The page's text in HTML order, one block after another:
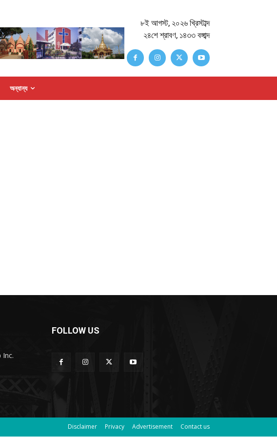
৮ই আগস্ট, ২০২৬ খ্রিস্টাব্দ
২৪শে শ্রাবণ, ১৪৩৩ বঙ্গাব্দ
অন্যান্য
Inc.
FOLLOW US
Disclaimer Privacy Advertisement Contact us